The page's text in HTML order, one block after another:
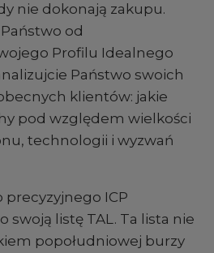
nie dokonają zakupu.
od
Profilu Idealnego
Państwo swoich
klientów: jakie
pod względem wielkości
technologii i wyzwań
ICP
swoją listę TAL. Ta lista nie
popołudniowej burzy